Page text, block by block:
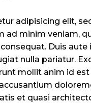
adipisicing elit,
ad minim veniam,
consequat. Duis aute
nulla pariatur.
mollit anim id
et quasi